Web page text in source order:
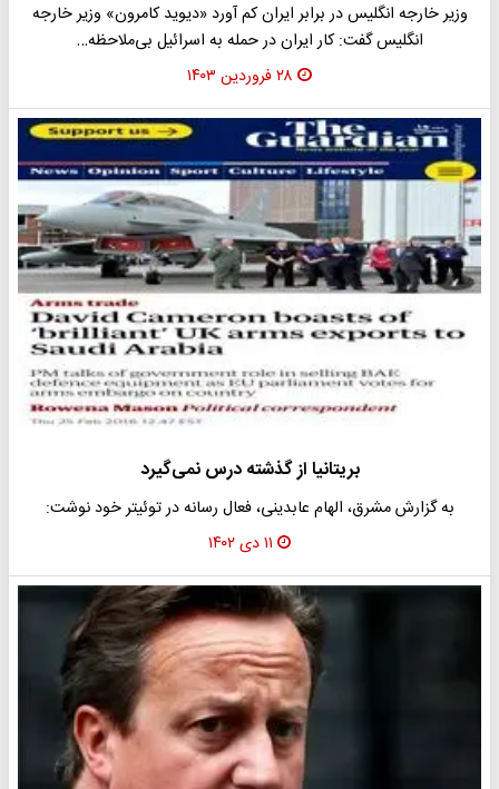
وزیر خارجه انگلیس در برابر ایران کم آورد «دیوید کامرون» وزیر خارجه
انگلیس گفت: کار ایران در حمله به اسرائیل بی‌ملاحظه…
۲۸ فروردین ۱۴۰۳
بریتانیا از گذشته درس نمی‌گیرد
به گزارش مشرق، الهام عابدینی، فعال رسانه در توئیتر خود نوشت:
۱۱ دی ۱۴۰۲